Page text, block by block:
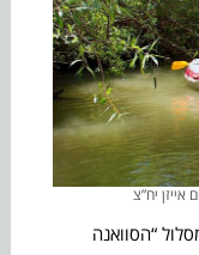
יח”צ
“הסוואנה